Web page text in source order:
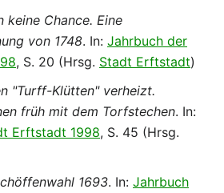
keine Chance. Eine
von 1748. In: Jahrbuch der
, S. 20 (Hrsg. Stadt Erftstadt)
"Turff-Klütten" verheizt.
früh mit dem Torfstechen. In:
Erftstadt 1998, S. 45 (Hrsg.
1693. In: Jahrbuch